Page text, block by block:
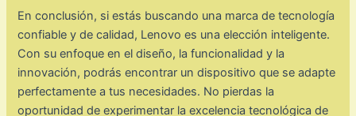
En conclusión, si estás buscando una marca de tecnología
confiable y de calidad, Lenovo es una elección inteligente.
Con su enfoque en el diseño, la funcionalidad y la
innovación, podrás encontrar un dispositivo que se adapte
perfectamente a tus necesidades. No pierdas la
oportunidad de experimentar la excelencia tecnológica de